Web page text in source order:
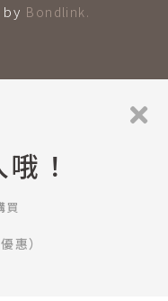
Bondlink.
！
買
惠）